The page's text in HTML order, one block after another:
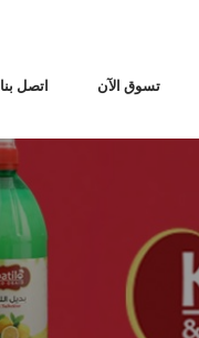
اتصل بنا تسوق الآن